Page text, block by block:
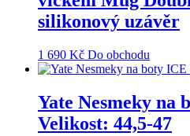
silikonový uzávěr
1 690 Kč Do obchodu
Yate Nesmeky na
Velikost: 44,5-47